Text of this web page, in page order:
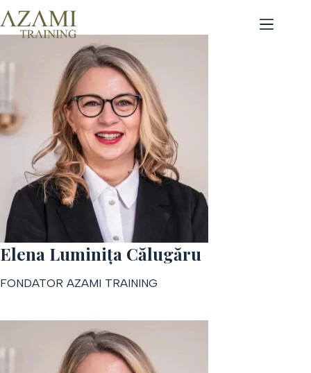
la
conținut
Elena Luminița Călugăru
FONDATOR AZAMI TRAINING